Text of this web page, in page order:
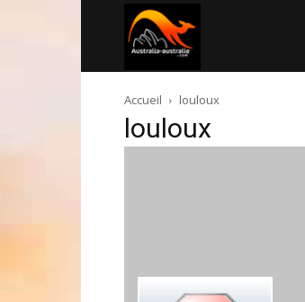
australie.com
Accueil louloux
louloux